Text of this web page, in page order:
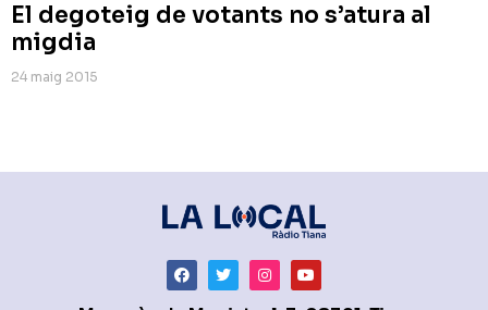
El degoteig de votants no s’atura al
migdia
24 maig 2015